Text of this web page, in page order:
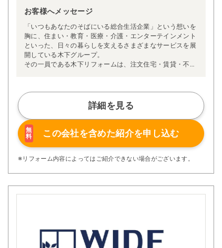
お客様へメッセージ
「いつもあなたのそばにいる総合生活企業」という想いを
胸に、住まい・教育・医療・介護・エンターテインメント
といった、日々の暮らしを支えるさまざまなサービスを展
開している木下グループ。
その一員である木下リフォームは、注文住宅・賃貸・不動
す。住まいに関する豊富な知識と経験を活かし、安心して
ご相談いただける体制を整えています。
私たちが大切にしているのは、お客様一人ひとりに寄り添
ったご提案です。あらかじめ決まったパッケージではな
く、「何に困っているのか」「どんな暮らしを叶えたいの
か」など、お客様のお話を丁寧にお伺いし、予算やご希望
に合わせたリフォームプランをオーダーメイドでご提案し
ています。
に対応してきた実績があります。
部分的なリフォームから建物全体の大規模修繕まで、幅広
詳細を見る
無
料
この会社を含めた紹介を申し込む
※リフォーム内容によってはご紹介できない場合がございます。